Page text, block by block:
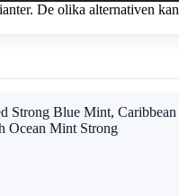
De olika alternativen kan